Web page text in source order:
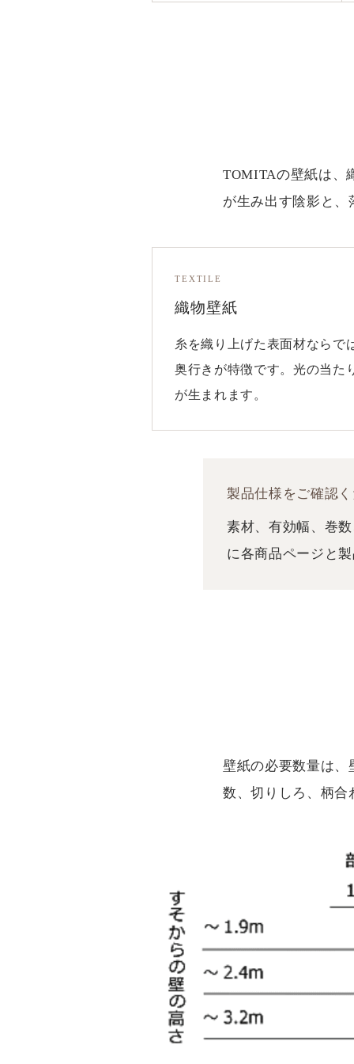
TOMITAの壁紙は、
が生み出す陰影と
TEXTILE
織物壁紙
糸を織り上げた表面材ならで
奥行きが特徴です。光の当た
が生まれます。
製品仕様をご確認
素材、有効幅、巻
に各商品ページと
壁紙の必要数量は、
数、切りしろ、柄合